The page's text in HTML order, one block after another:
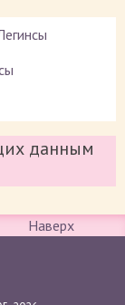
данным
Наверх